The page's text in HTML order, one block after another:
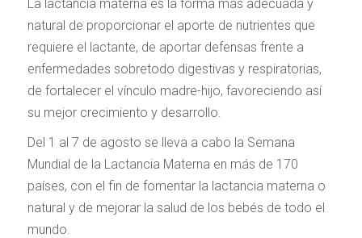
La lactancia materna es la forma más adecuada y
natural de proporcionar el aporte de nutrientes que
requiere el lactante, de aportar defensas frente a
enfermedades sobretodo digestivas y respiratorias,
de fortalecer el vínculo madre-hijo, favoreciendo así
su mejor crecimiento y desarrollo.
Del 1 al 7 de agosto se lleva a cabo la Semana
Mundial de la Lactancia Materna en más de 170
países, con el fin de fomentar la lactancia materna o
natural y de mejorar la salud de los bebés de todo el
mundo.